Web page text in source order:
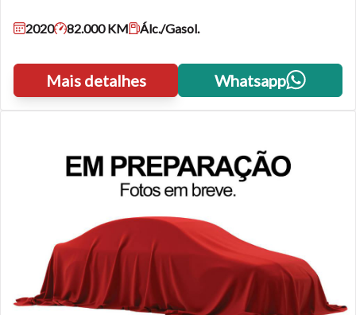
2020 82.000 KM Álc./Gasol.
Mais detalhes Whatsapp